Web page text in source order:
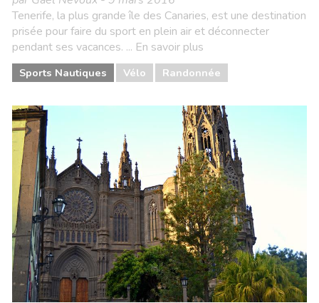
Tenerife, la plus grande île des Canaries, est une destination
prisée pour faire du sport en plein air et déconnecter
pendant ses vacances. ... En savoir plus
Sports Nautiques Vélo Randonnée